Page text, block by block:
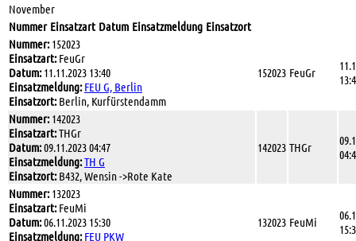
November
Nummer Einsatzart Datum Einsatzmeldung Einsatzort
Nummer:152023
Einsatzart:FeuGr
Datum:11.11.2023 13:40
Einsatzmeldung: FEU G, Berlin
Einsatzort:Berlin, Kurfürstendamm
152023 FeuGr
Nummer:142023
Einsatzart:THGr
Datum:09.11.2023 04:47
Einsatzmeldung:TH G
Einsatzort:B432, Wensin ->Rote Kate
142023 THGr
Nummer:132023
Einsatzart:FeuMi
Datum:06.11.2023 15:30
Einsatzmeldung: FEU PKW
132023 FeuMi